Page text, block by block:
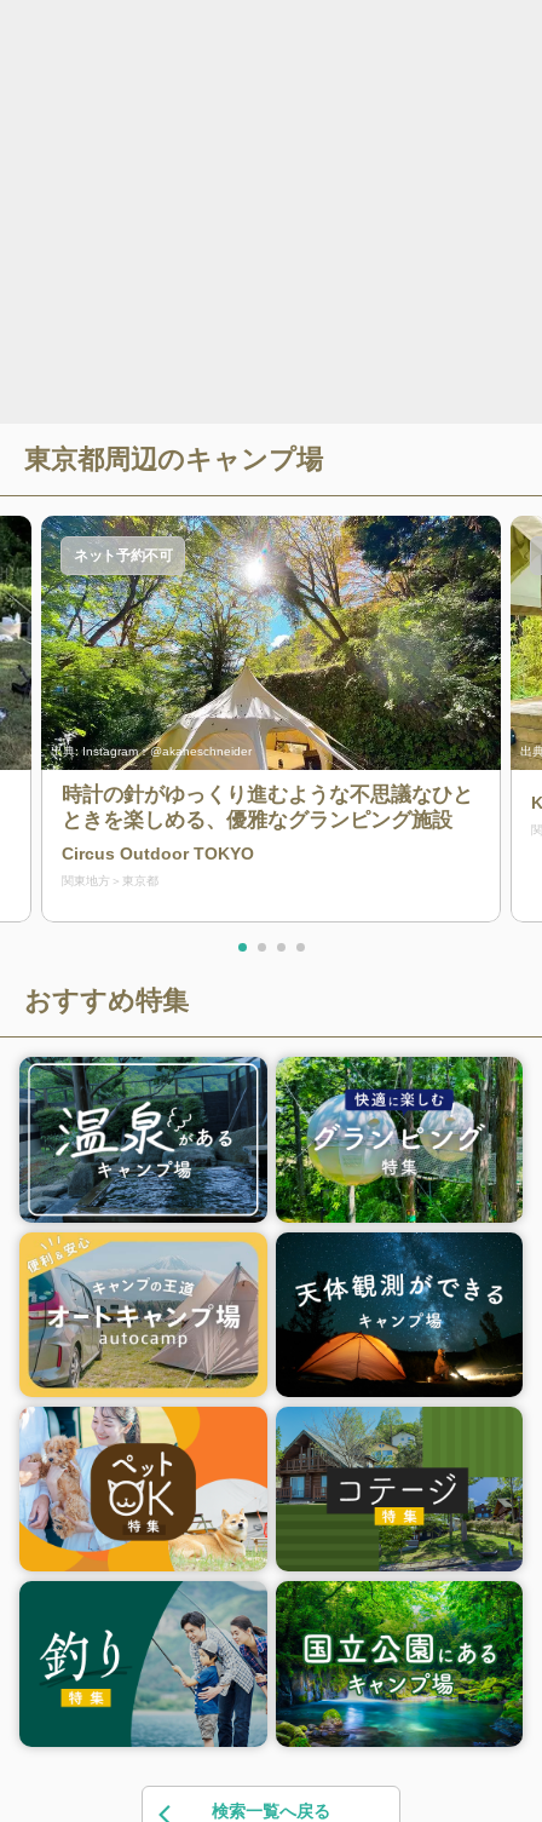
東京都周辺のキャンプ場
出典:Instagram：@akaneschneider
ネット予約不可
時計の針がゆっくり進むような不思議なひと
ときを楽しめる、優雅なグランピング施設
Circus Outdoor TOKYO
関東地方 東京都
出
おすすめ特集
検索一覧へ戻る